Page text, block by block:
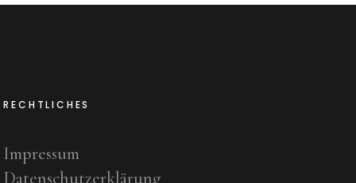
RECHTLICHES
Impressum
Datenschutzerklärung